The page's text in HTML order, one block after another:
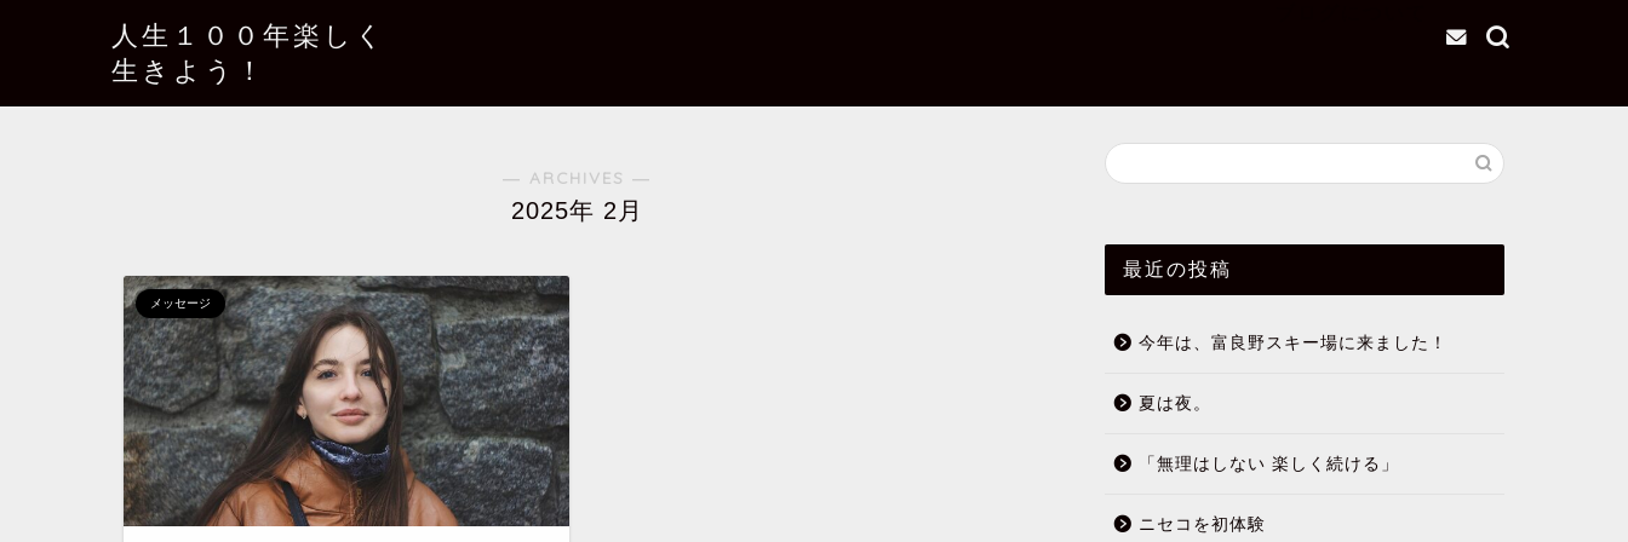
人生１００年楽しく
生きよう！
― ARCHIVES ―
2025年 2月
メッセージ
最近の投稿
今年は、富良野スキー場に来ました！
夏は夜。
「無理はしない 楽しく続ける」
ニセコを初体験